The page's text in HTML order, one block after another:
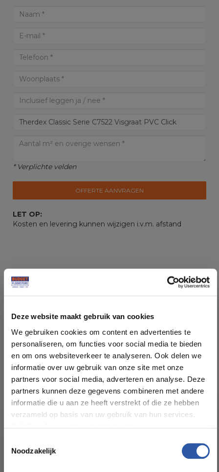
Deze website maakt gebruik van cookies
We gebruiken cookies om content en advertenties te
personaliseren, om functies voor social media te bieden
en om ons websiteverkeer te analyseren. Ook delen we
informatie over uw gebruik van onze site met onze
partners voor social media, adverteren en analyse. Deze
partners kunnen deze gegevens combineren met andere
informatie die u aan ze heeft verstrekt of die ze hebben
verzameld op basis van uw gebruik van hun services.
Noodzakelijk
* Verplichte velden
OFFERTE AANVRAGEN
LET OP:
Kosten en levering kunnen wijzigen i.v.m. afstand
Soort vloer:
Kleur: Eiken Warm Naturel
Pakinhoud (m²): 1,293